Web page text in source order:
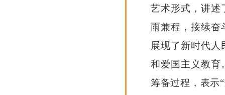
艺术形式，讲述
雨兼程，接续奋
展现了新时代
和爱国主义教育
筹备过程，表示